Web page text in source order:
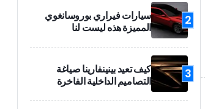
2
سيارات فيراري بوروسانغوي
المميزة هذه ليست لنا
3
كيف تعيد بينينفارينا صياغة
التصاميم الداخلية الفاخرة